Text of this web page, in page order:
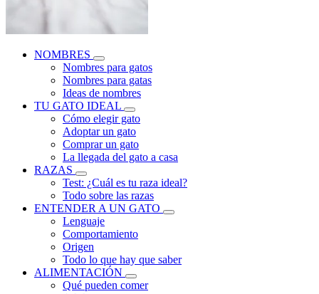
NOMBRES
Nombres para gatos
Nombres para gatas
Ideas de nombres
TU GATO IDEAL
Cómo elegir gato
Adoptar un gato
Comprar un gato
La llegada del gato a casa
RAZAS
Test: ¿Cuál es tu raza ideal?
Todo sobre las razas
ENTENDER A UN GATO
Lenguaje
Comportamiento
Origen
Todo lo que hay que saber
ALIMENTACIÓN
Qué pueden comer